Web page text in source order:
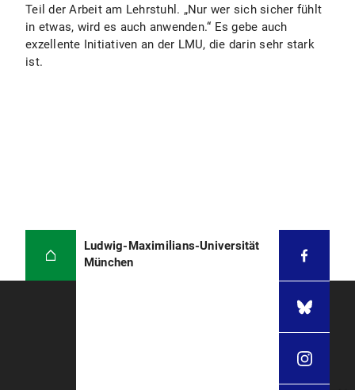
Teil der Arbeit am Lehrstuhl. „Nur wer sich sicher fühlt
in etwas, wird es auch anwenden.“ Es gebe auch
exzellente Initiativen an der LMU, die darin sehr stark
ist.
Ludwig-Maximilians-Universität
München